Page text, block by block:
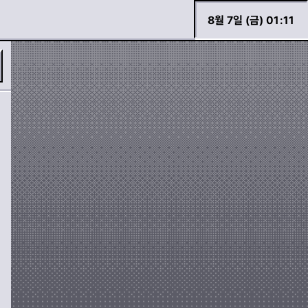
8월 7일 (금) 01 :11
바로 검색하기
경고등 모아보기
두두 이야기
필터
모양
도로 사람 자동차
기호
가위표 느낌표 화살표
장치